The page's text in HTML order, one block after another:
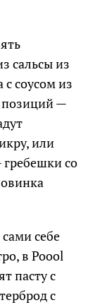
сальсы из
соусом из
позиций —
или
со
себе
в Poool
пасту с
с